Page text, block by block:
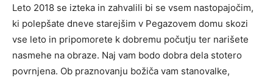
Leto 2018 se izteka in zahvalili bi se vsem nastopajočim,
ki polepšate dneve starejšim v Pegazovem domu skozi
vse leto in pripomorete k dobremu počutju ter narišete
nasmehe na obraze. Naj vam bodo dobra dela stotero
povrnjena. Ob praznovanju božiča vam stanovalke,